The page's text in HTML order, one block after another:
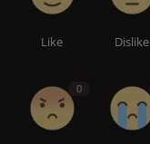
Like Dislike
0